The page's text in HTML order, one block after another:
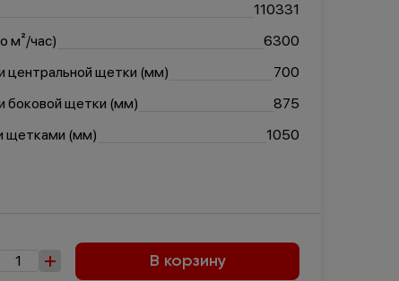
110331
м²/час)
6300
центральной щетки (мм)
700
боковой щетки (мм)
875
щетками (мм)
1050
В корзину